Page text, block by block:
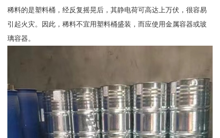
稀料的是塑料桶，经反复摇晃后，其静电荷可高达上万伏，很容易
引起火灾。因此，稀料不宜用塑料桶盛装，而应使用金属容器或玻
璃容器。